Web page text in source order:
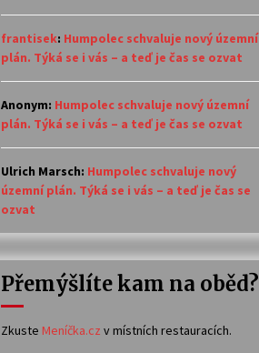
frantisek: Humpolec schvaluje nový územní
plán. Týká se i vás – a teď je čas se ozvat
Anonym: Humpolec schvaluje nový územní
plán. Týká se i vás – a teď je čas se ozvat
Ulrich Marsch: Humpolec schvaluje nový
územní plán. Týká se i vás – a teď je čas se
ozvat
Přemýšlíte kam na oběd?
Zkuste Meníčka.cz v místních restauracích.